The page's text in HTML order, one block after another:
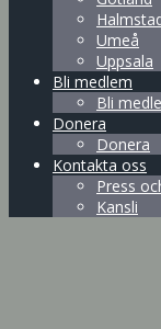
Umeå
Uppsala
Bli medlem
Bli
Donera
Donera
Kontakta oss
Press
Kansli